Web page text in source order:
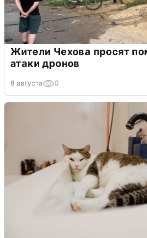
Жители Чехова просят
атаки дронов
8 августа 0